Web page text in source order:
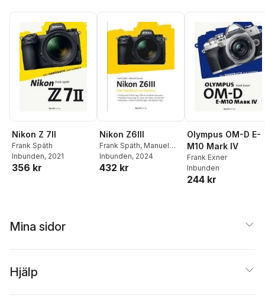
Nikon Z 7II
Frank Späth
Inbunden, 2021
356 kr
Nikon Z6III
Frank Späth, Manuel
Quarta
Inbunden, 2024
432 kr
Olympus OM-D E-
M10 Mark IV
Frank Exner
Inbunden
244 kr
Mina sidor
Hjälp